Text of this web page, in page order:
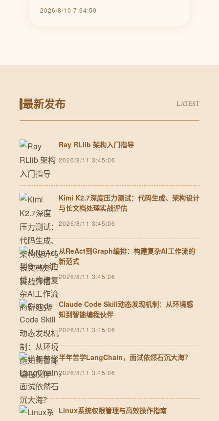
2026/8/10 7:34:50
最新发布 LATEST
Ray RLlib 架构入门指导
2026/8/11 3:45:06
Kimi K2.7深度压力测试：代码生成、架构设计
与长文档处理实战评估
2026/8/11 3:45:06
从ReAct到Graph编排：构建复杂AI工作流的
新范式
2026/8/11 3:45:06
Claude Code Skill动态发现机制：从环境感
知到智能编程伙伴
2026/8/11 3:45:06
半年苦学LangChain，面试依然石沉大海？
2026/8/11 3:45:06
Linux系统权限管理与高效操作指南